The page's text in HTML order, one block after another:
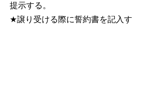
提示する。
★譲り受ける際に誓約書を記入す